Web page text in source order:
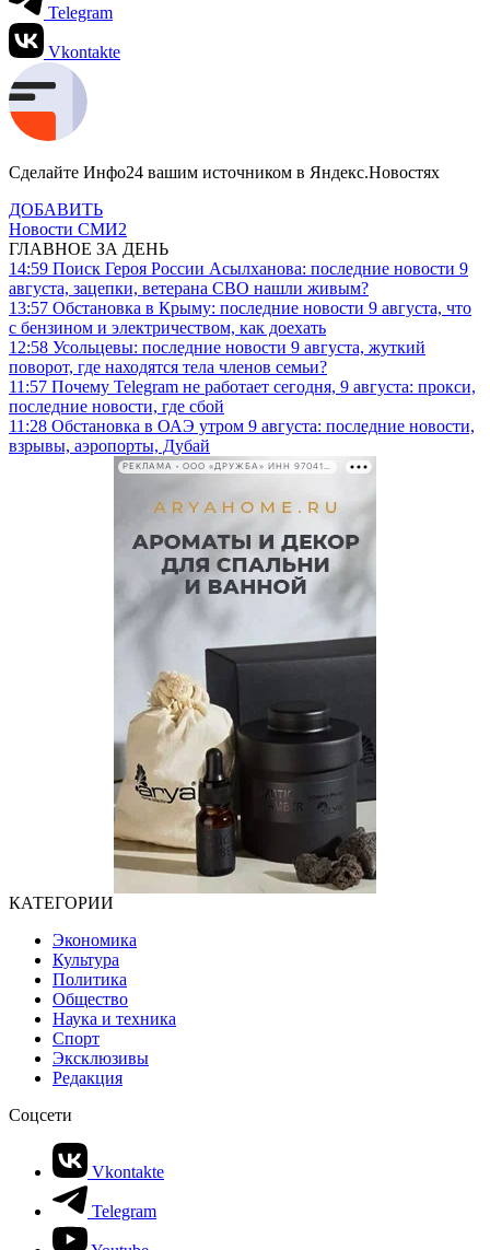
Telegram
Vkontakte
Сделайте Инфо24 вашим источником в Яндекс.Новостях
ДОБАВИТЬ
Новости СМИ2
ГЛАВНОЕ ЗА ДЕНЬ
14:59 Поиск Героя России Асылханова: последние новости 9
августа, зацепки, ветерана СВО нашли живым?
13:57 Обстановка в Крыму: последние новости 9 августа, что
с бензином и электричеством, как доехать
12:58 Усольцевы: последние новости 9 августа, жуткий
поворот, где находятся тела членов семьи?
11:57 Почему Telegram не работает сегодня, 9 августа: прокси,
последние новости, где сбой
11:28 Обстановка в ОАЭ утром 9 августа: последние новости,
взрывы, аэропорты, Дубай
РЕКЛАМА • ООО «ДРУЖБА» ИНН 9704146411
КАТЕГОРИИ
Экономика
Культура
Политика
Общество
Наука и техника
Спорт
Эксклюзивы
Редакция
Соцсети
Vkontakte
Telegram